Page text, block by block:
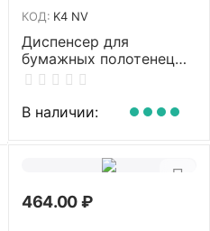
КОД: K4 NV
Диспенсер для
бумажных полотенец
NV белый K4 NV
В наличии:
464.00₽